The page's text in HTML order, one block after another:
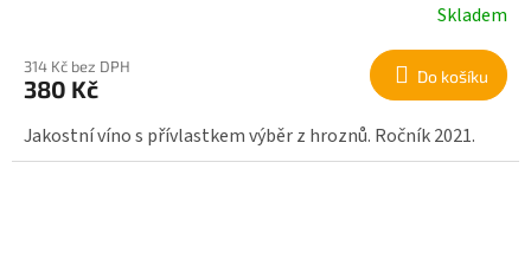
Skladem
314 Kč bez DPH
380 Kč Do košíku
Jakostní víno s přívlastkem výběr z hroznů. Ročník 2021.